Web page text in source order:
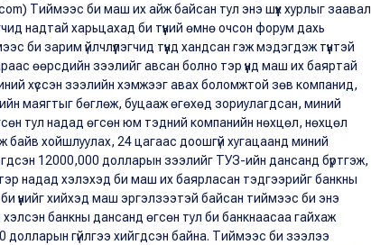
Тиймээс би маш их айж байсан тул энэ шүүх хурлыг заавал
надтай харьцахад би түүний өмнө очсон форум дахь
зарим үйлчлүүлэгчид түүнд хандсан гэж мэдэгдэж түүнтэй
өөрсдийн зээлийг авсан болно тэр үүнд маш их баяртай
хүссэн зээлийн хэмжээг авах боломжтой зөв компанид,
маягтыг бөглөж, буцааж өгөхөд зориулагдсан, миний
тул надад өгсөн юм тэдний компанийн нөхцөл, нөхцөл
байв хойшлуулах, 24 цагаас доошгүй хугацаанд миний
12000,000 долларын зээлийг ТУЗ-ийн дансанд бүртгэж,
надад хэлэхэд би маш их баярласан тэдгээрийг банкны
үүнийг хийхэд маш эргэлзээтэй байсан тиймээс би энэ
хэлсэн банкны дансанд өгсөн тул би банкнаасаа гайхаж
долларын гүйлгээ хийгдсэн байна. Тиймээс би зээлээ